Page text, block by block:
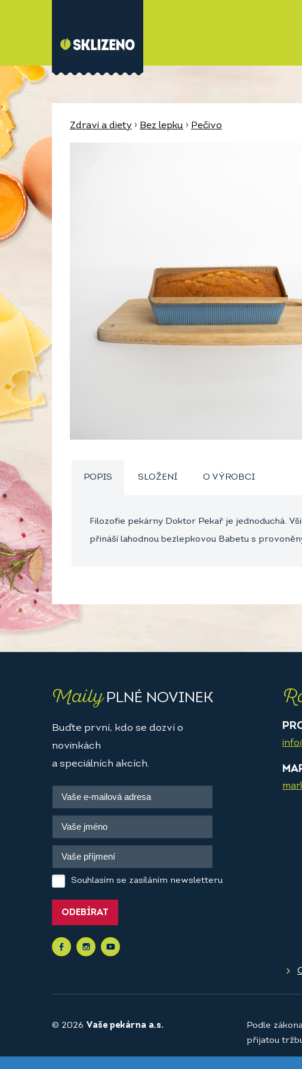
Zdraví a diety › Bez lepku › Pečivo
POPIS SLOŽENÍ O VÝROBCI
Filozofie pekárny Doktor Pekař je jednoduchá.
přináší lahodnou bezlepkovou Babetu s
MailyPLNÉ NOVINEK
Buďte první, kdo se dozví o
novinkách
a speciálních akcích.
Souhlasím se zasíláním newsletteru
ODEBÍRAT
© 2026 Vaše pekárna a.s.
Podle
přijatou